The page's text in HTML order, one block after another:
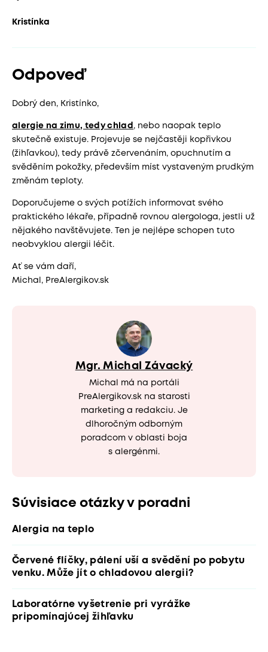
Kristínka
Odpoveď
Dobrý den, Kristínko,
alergie na zimu, tedy chlad , nebo naopak teplo
skutečně existuje. Projevuje se nejčastěji kopřivkou
(žihľavkou), tedy právě zčervenáním, opuchnutím a
svěděním pokožky, především míst vystaveným prudkým
změnám teploty.
Doporučujeme o svých potížích informovat svého
praktického lékaře, případně rovnou alergologa, jestli už
nějakého navštěvujete. Ten je nejlépe schopen tuto
neobvyklou alergii léčit.
Ať se vám daří,
Michal, PreAlergikov.sk
Mgr. Michal Závacký
Michal má na portáli
PreAlergikov.sk na starosti
marketing a redakciu. Je
dlhoročným odborným
poradcom v oblasti boja
s alergénmi.
Súvisiace otázky v poradni
Alergia na teplo
Červené flíčky, pálení uší a svědění po pobytu
venku. Může jít o chladovou alergii?
Laboratórne vyšetrenie pri vyrážke
pripomínajúcej žihľavku